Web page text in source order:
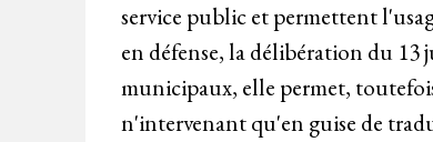
service public et permettent
en défense, la délibération du
municipaux, elle permet,
n'intervenant qu'en guise de